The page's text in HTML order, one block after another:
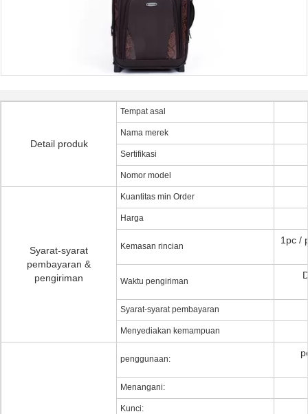
Detail produk
Tempat asal
Nama merek
Sertifikasi
Nomor model
Syarat-syarat
pembayaran &
pengiriman
Kuantitas min Order
Harga
Kemasan rincian
1pc /
Waktu pengiriman
Syarat-syarat pembayaran
Menyediakan kemampuan
penggunaan:
Menangani:
Kunci: